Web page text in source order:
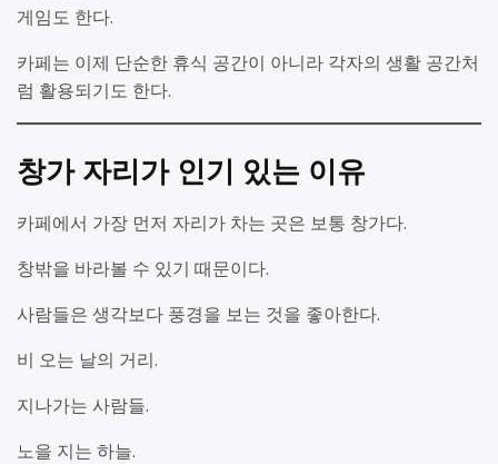
게임도 한다.
카페는 이제 단순한 휴식 공간이 아니라 각자의 생활 공간처
럼 활용되기도 한다.
창가 자리가 인기 있는 이유
카페에서 가장 먼저 자리가 차는 곳은 보통 창가다.
창밖을 바라볼 수 있기 때문이다.
사람들은 생각보다 풍경을 보는 것을 좋아한다.
비 오는 날의 거리.
지나가는 사람들.
노을 지는 하늘.